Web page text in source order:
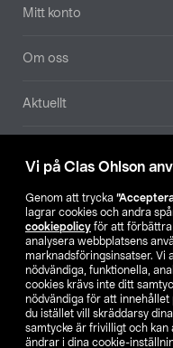
Vi på Clas Ohlson
Genom att trycka
lagrar cookies och andra
cookiepolicy för att förbättra
analysera webbplatsens
marknadsföringsinsatser. Vi
nödvändiga, funktionella,
cookies krävs inte ditt
nödvändiga för att
du istället vill skräddarsy
samtycke är frivilligt och kan
ändrar i dina cookie-
Mitt konto
Om oss
Aktuellt